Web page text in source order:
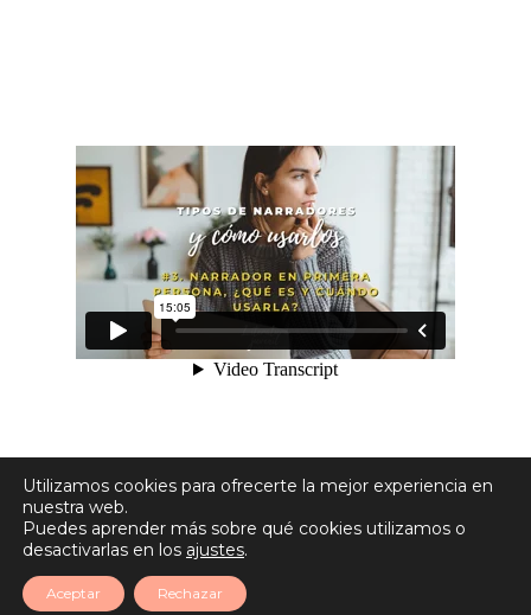
Utilizamos cookies para ofrecerte la mejor experiencia en
nuestra web.
Puedes aprender más sobre qué cookies utilizamos o
desactivarlas en los ajustes.
Aceptar Rechazar